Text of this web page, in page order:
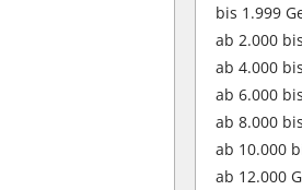
bis 1.999
ab 2.000
ab 4.000
ab 6.000
ab 8.000
ab 10.000
ab 12.000